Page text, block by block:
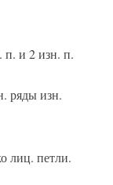
п. и 2 изн. п.
ряды изн.
лиц. петли.